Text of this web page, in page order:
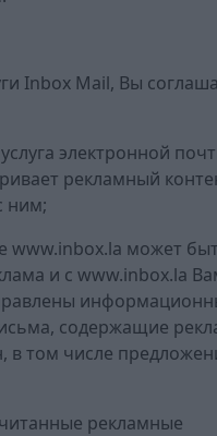
Inbox Mail, Вы
электронной
рекламный
ним;
www.inbox.la может
и с www.inbox.la
содержащие
в том числе
рекламные